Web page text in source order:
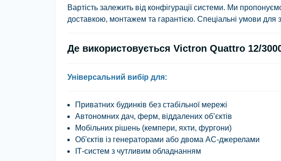
Вартість залежить від конфігурації системи. Ми
доставкою, монтажем та гарантією. Спеціальні умови для
Де використовується Victron Quattro 12/
Універсальний вибір для:
Приватних будинків без стабільної мережі
Автономних дач, ферм, віддалених об’єктів
Мобільних рішень (кемпери, яхти, фургони)
Об'єктів із генераторами або двома AC-джерелами
ІТ-систем з чутливим обладнанням